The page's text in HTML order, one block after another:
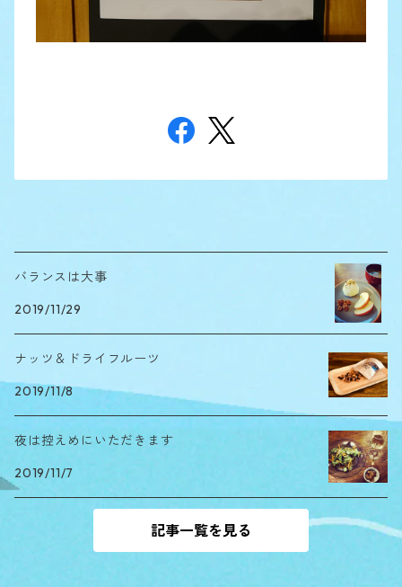
バランスは大事
2019/11/29
ナッツ＆ドライフルーツ
2019/11/8
夜は控えめにいただきます
2019/11/7
記事一覧を見る